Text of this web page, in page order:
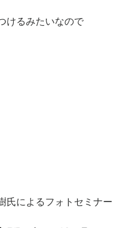
けるみたいなので
によるフォトセミナー